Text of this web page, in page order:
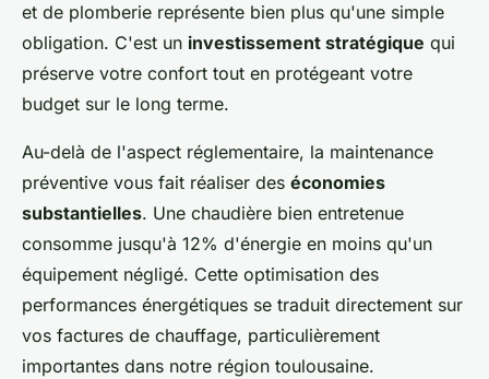
et de plomberie représente bien plus qu'une simple
obligation. C'est un investissement stratégique qui
préserve votre confort tout en protégeant votre
budget sur le long terme.
Au-delà de l'aspect réglementaire, la maintenance
préventive vous fait réaliser des économies
substantielles. Une chaudière bien entretenue
consomme jusqu'à 12% d'énergie en moins qu'un
équipement négligé. Cette optimisation des
performances énergétiques se traduit directement sur
vos factures de chauffage, particulièrement
importantes dans notre région toulousaine.